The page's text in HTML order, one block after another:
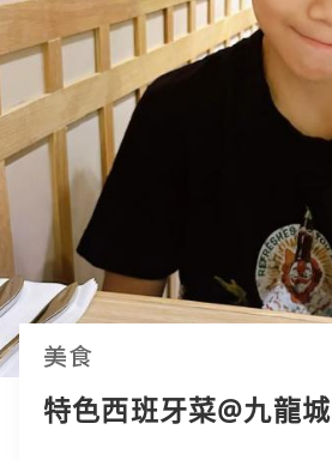
美食
特色西班牙菜@九龍城